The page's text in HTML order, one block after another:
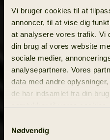
Vi bruger cookies til at
annoncer, til at vise dig
at analysere vores trafik. Vi
din brug af vores website
sociale medier,
analysepartnere. Vores
data med andre
de har indsamlet fra din
Nødvendig